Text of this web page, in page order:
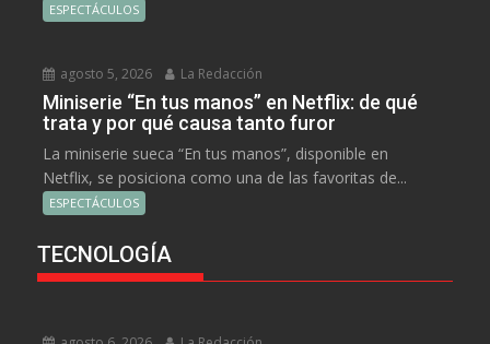
ESPECTÁCULOS
agosto 5, 2026 La Redacción
Miniserie “En tus manos” en Netflix: de qué
trata y por qué causa tanto furor
La miniserie sueca “En tus manos”, disponible en
Netflix, se posiciona como una de las favoritas de...
ESPECTÁCULOS
TECNOLOGÍA